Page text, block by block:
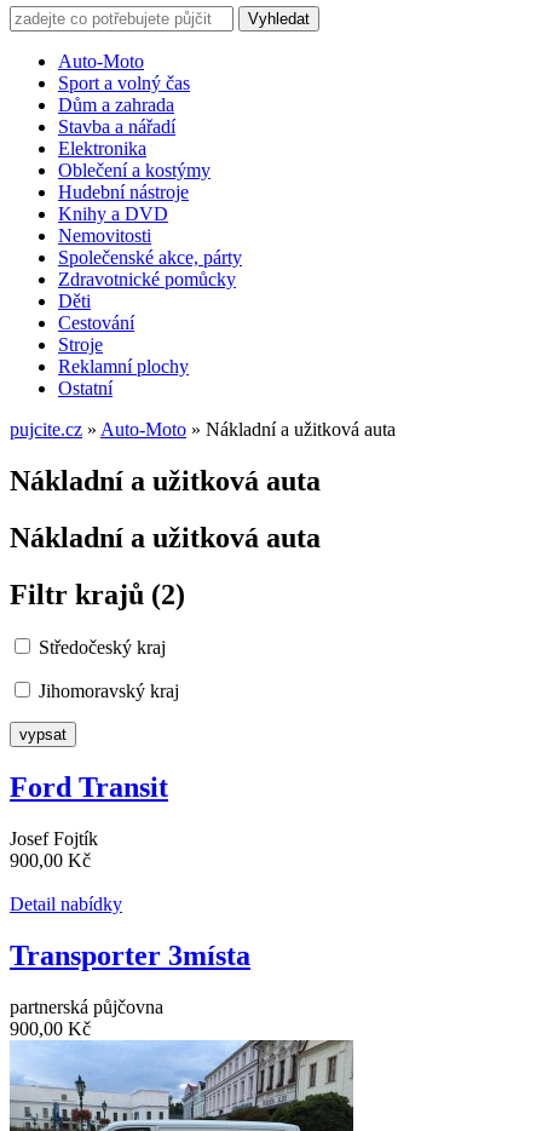
Vyhledat
Auto-Moto
Sport a volný čas
Dům a zahrada
Stavba a nářadí
Elektronika
Oblečení a kostýmy
Hudební nástroje
Knihy a DVD
Nemovitosti
Společenské akce, párty
Zdravotnické pomůcky
Děti
Cestování
Stroje
Reklamní plochy
Ostatní
pujcite.cz » Auto-Moto » Nákladní a užitková auta
Nákladní a užitková auta
Nákladní a užitková auta
Filtr krajů (2)
Středočeský kraj
Jihomoravský kraj
Ford Transit
Josef Fojtík
900,00 Kč
Detail nabídky
Transporter 3místa
partnerská půjčovna
900,00 Kč